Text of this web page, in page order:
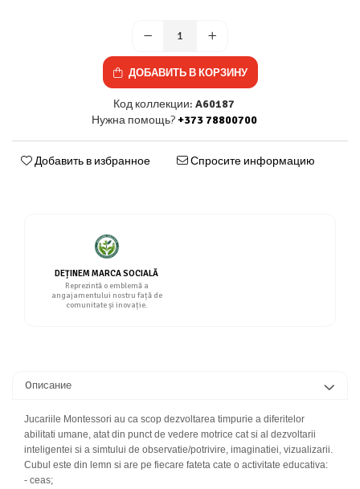
ДОБАВИТЬ В КОРЗИНУ
Код коллекции: A60187
Нужна помощь? +373 78800700
Добавить в избранное Спросите информацию
DEȚINEM MARCA SOCIALĂ
Reprezintă o emblemă a
angajamentului nostru față de
comunitate și inovație.
Oписание
Jucariile Montessori au ca scop dezvoltarea timpurie a diferitelor
abilitati umane, atat din punct de vedere motrice cat si al dezvoltarii
inteligentei si a simtului de observatie/potrivire, imaginatiei, vizualizarii.
Cubul este din lemn si are pe fiecare fateta cate o activitate educativa:
- ceas;